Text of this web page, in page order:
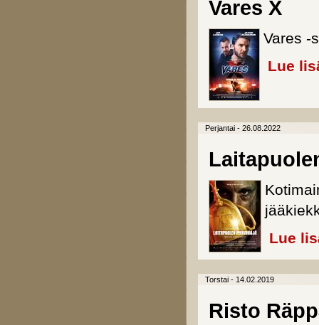
Vares X
Vares -
Lue
Perjantai - 26.08.2022
Lue
Torstai - 14.02.2019
Risto